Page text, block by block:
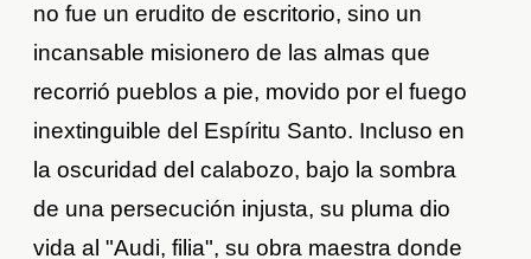
no fue un erudito de escritorio, sino un
incansable misionero de las almas que
recorrió pueblos a pie, movido por el fuego
inextinguible del Espíritu Santo. Incluso en
la oscuridad del calabozo, bajo la sombra
de una persecución injusta, su pluma dio
vida al "Audi, filia", su obra maestra donde